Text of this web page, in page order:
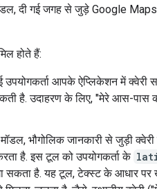
दी गई जगह से जुड़े Google
होते हैं:
उपयोगकर्ता आपके ऐप्लिकेशन में क्वेरी
है. उदाहरण के लिए, "मेरे आस-पास
भौगोलिक जानकारी से जुड़ी
है. इस टूल को उपयोगकर्ता के
सकता है. यह टूल, टेक्स्ट के आधार